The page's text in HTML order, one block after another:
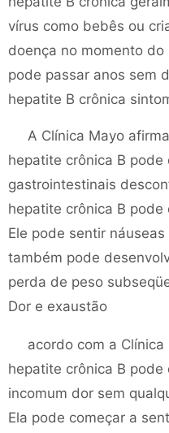
vírus como bebês ou
doença no momento
pode passar anos sem
hepatite B crônica
A Clínica Mayo
hepatite crônica B
gastrointestinais
hepatite crônica B
Ele pode sentir
também pode
perda de peso
Dor e exaustão
acordo com a
hepatite crônica B
incomum dor sem
Ela pode começar a